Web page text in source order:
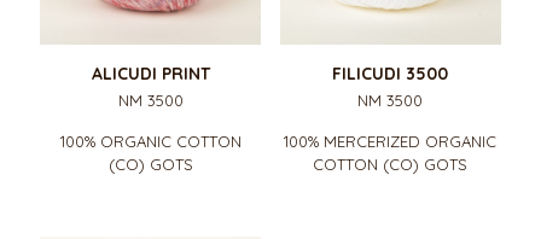
ALICUDI PRINT
NM 3500
100% ORGANIC COTTON
(CO) GOTS
FILICUDI 3500
NM 3500
100% MERCERIZED ORGANIC
COTTON (CO) GOTS